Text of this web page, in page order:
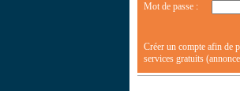
Mot de passe :
Créer un compte afin de
services gratuits